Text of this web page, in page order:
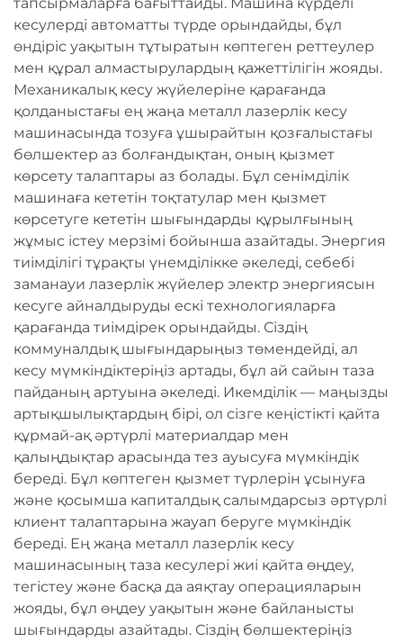
кесулерді автоматты түрде орындайды, бұл
өндіріс уақытын тұтыратын көптеген реттеулер
мен құрал алмастырулардың қажеттілігін жояды.
Механикалық кесу жүйелеріне қарағанда
қолданыстағы ең жаңа металл лазерлік кесу
машинасында тозуға ұшырайтын қозғалыстағы
бөлшектер аз болғандықтан, оның қызмет
көрсету талаптары аз болады. Бұл сенімділік
машинаға кететін тоқтатулар мен қызмет
көрсетуге кететін шығындарды құрылғының
жұмыс істеу мерзімі бойынша азайтады. Энергия
тиімділігі тұрақты үнемділікке әкеледі, себебі
заманауи лазерлік жүйелер электр энергиясын
кесуге айналдыруды ескі технологияларға
қарағанда тиімдірек орындайды. Сіздің
коммуналдық шығындарыңыз төмендейді, ал
кесу мүмкіндіктеріңіз артады, бұл ай сайын таза
пайданың артуына әкеледі. Икемділік — маңызды
артықшылықтардың бірі, ол сізге кеңістікті қайта
құрмай-ақ әртүрлі материалдар мен
қалыңдықтар арасында тез ауысуға мүмкіндік
береді. Бұл көптеген қызмет түрлерін ұсынуға
және қосымша капиталдық салымдарсыз әртүрлі
клиент талаптарына жауап беруге мүмкіндік
береді. Ең жаңа металл лазерлік кесу
машинасының таза кесулері жиі қайта өңдеу,
тегістеу және басқа да аяқтау операцияларын
жояды, бұл өңдеу уақытын және байланысты
шығындарды азайтады. Сіздің бөлшектеріңіз